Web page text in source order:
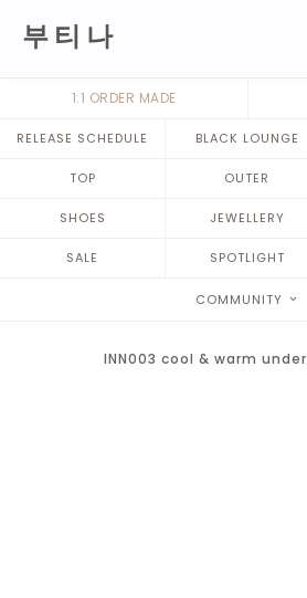
부 티 나
1:1 ORDER MADE
RELEASE SCHEDULE BLACK LOUNGE
TOP OUTER
SHOES JEWELLERY
SALE SPOTLIGHT
COMMUNITY
INN003 cool & warm